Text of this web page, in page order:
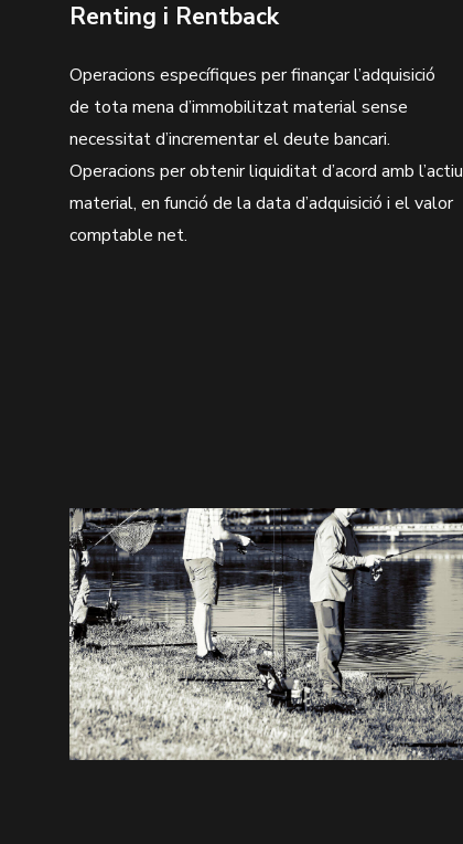
Renting i Rentback
Operacions específiques per finançar l’adquisició
de tota mena d’immobilitzat material sense
necessitat d’incrementar el deute bancari.
Operacions per obtenir liquiditat d’acord amb l’actiu
material, en funció de la data d’adquisició i el valor
comptable net.